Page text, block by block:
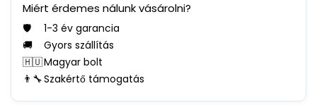
Miért érdemes nálunk vásárolni?
🛡️
1-3 év garancia
🚚
Gyors szállítás
🇭🇺Magyar bolt
👨‍🔧Szakértő támogatás